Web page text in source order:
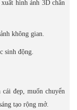
hình ảnh 3D chân
không gian.
sinh động.
đẹp, muốn chuyển
tạo rộng mở.